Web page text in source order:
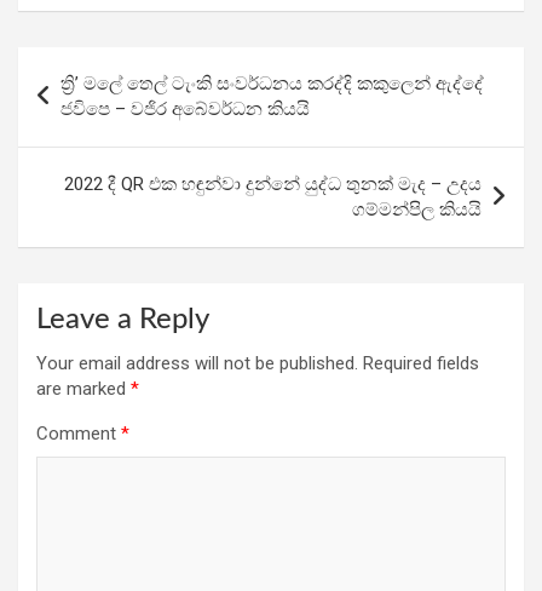
ce
b
o
o
k
tt at
s
A
p
p
e
gr
a
m
ar
e
navigation
ත්‍රි’ මලේ තෙල් ටැංකි සංවර්ධනය කරද්දි කකුලෙන් ඇද්දේ
ජවිපෙ – වජිර අබේවර්ධන කියයි
2022 දී QR එක හඳුන්වා දුන්නේ යුද්ධ තුනක් මැද – උදය
ගම්මන්පිල කියයි
Leave a Reply
Your email address will not be published. Required fields
are marked *
Comment *